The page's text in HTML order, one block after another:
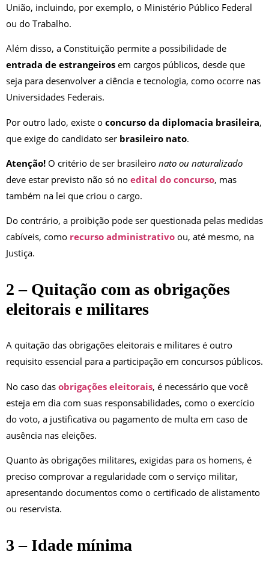
União, incluindo, por exemplo, o Ministério Público Federal
ou do Trabalho.
Além disso, a Constituição permite a possibilidade de
entrada de estrangeiros em cargos públicos, desde que
seja para desenvolver a ciência e tecnologia, como ocorre nas
Universidades Federais.
Por outro lado, existe o concurso da diplomacia brasileira,
que exige do candidato ser brasileiro nato.
Atenção! O critério de ser brasileiro nato ou naturalizado
deve estar previsto não só no edital do concurso, mas
também na lei que criou o cargo.
Do contrário, a proibição pode ser questionada pelas medidas
cabíveis, como recurso administrativo ou, até mesmo, na
Justiça.
2 – Quitação com as obrigações
eleitorais e militares
A quitação das obrigações eleitorais e militares é outro
requisito essencial para a participação em concursos públicos.
No caso das obrigações eleitorais, é necessário que você
esteja em dia com suas responsabilidades, como o exercício
do voto, a justificativa ou pagamento de multa em caso de
ausência nas eleições.
Quanto às obrigações militares, exigidas para os homens, é
preciso comprovar a regularidade com o serviço militar,
apresentando documentos como o certificado de alistamento
ou reservista.
3 – Idade mínima